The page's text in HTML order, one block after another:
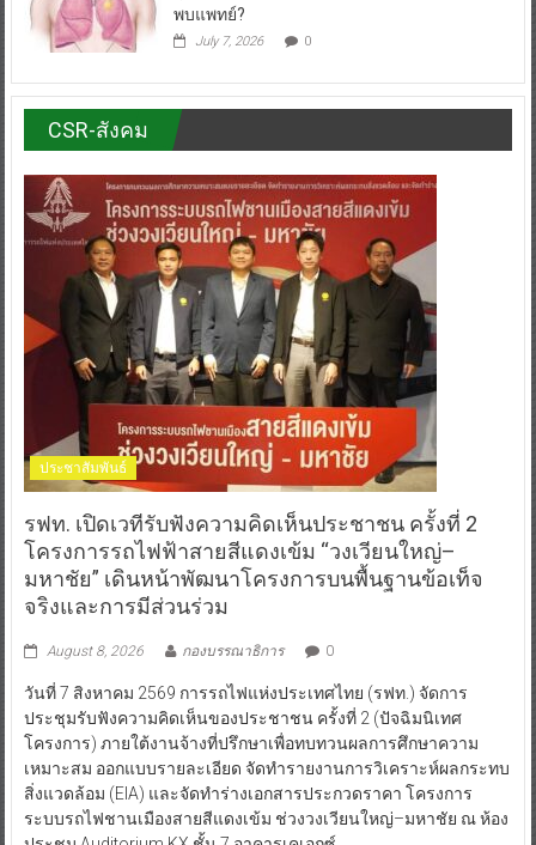
พบแพทย์?
July 7, 2026 0
CSR-สังคม
ประชาสัมพันธ์
รฟท. เปิดเวทีรับฟังความคิดเห็นประชาชน ครั้งที่ 2
โครงการรถไฟฟ้าสายสีแดงเข้ม “วงเวียนใหญ่–
มหาชัย” เดินหน้าพัฒนาโครงการบนพื้นฐานข้อเท็จ
จริงและการมีส่วนร่วม
August 8, 2026 กองบรรณาธิการ 0
วันที่ 7 สิงหาคม 2569 การรถไฟแห่งประเทศไทย (รฟท.) จัดการ
ประชุมรับฟังความคิดเห็นของประชาชน ครั้งที่ 2 (ปัจฉิมนิเทศ
โครงการ) ภายใต้งานจ้างที่ปรึกษาเพื่อทบทวนผลการศึกษาความ
เหมาะสม ออกแบบรายละเอียด จัดทำรายงานการวิเคราะห์ผลกระทบ
สิ่งแวดล้อม (EIA) และจัดทำร่างเอกสารประกวดราคา โครงการ
ระบบรถไฟชานเมืองสายสีแดงเข้ม ช่วงวงเวียนใหญ่–มหาชัย ณ ห้อง